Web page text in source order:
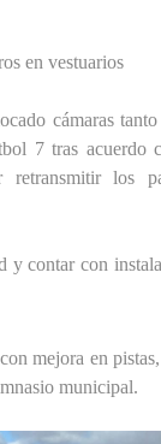
en vestuarios
cámaras
7 tras acuerdo
retransmitir los
y contar con
mejora en
municipal.